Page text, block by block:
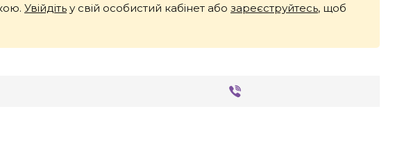
Увійдіть у свій особистий кабінет або зареєструйтесь, щоб